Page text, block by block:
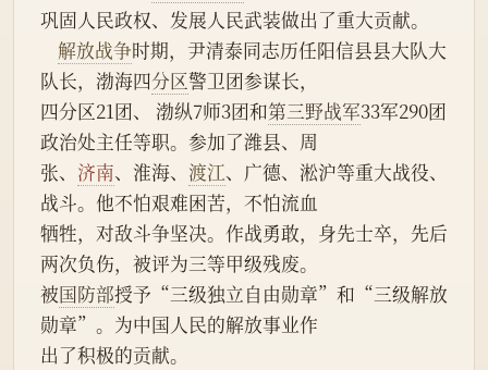
巩固人民政权、发展人民武装做出了重大贡献。
解放战争时期，尹清泰同志历任阳信县县大队大
队长，渤海四分区警卫团参谋长，
四分区21团、 渤纵7师3团和第三野战军33军290团
政治处主任等职。参加了潍县、周
张、 济南、淮海、 渡江、广德、淞沪等重大战役、
战斗。他不怕艰难困苦，不怕流血
牺牲，对敌斗争坚决。作战勇敢，身先士卒，先后
两次负伤，被评为三等甲级残废。
被国防部授予“三级独立自由勋章”和“三级解放
勋章”。为中国人民的解放事业作
出了积极的贡献。